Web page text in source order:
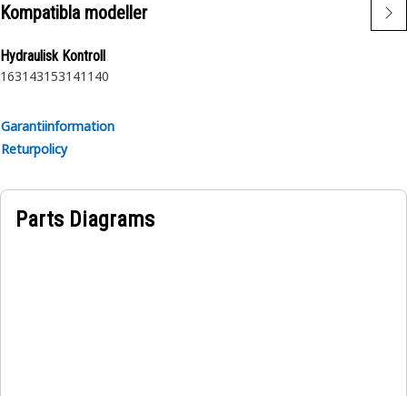
Kompatibla modeller
Hydraulisk Kontroll
163143153141 140
Garantiinformation
Returpolicy
Parts Diagrams